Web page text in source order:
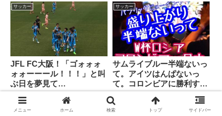
ってくれたサポーターのみなさ
ん、本当にありがとうございまし
た♪いろいろある会場の中で、あ
べのロックタウンを選んでくれた
ほんまによくできてるなぁ〜と実
感。ほんまに最後の最後までわか
らんもんな。ちょっとこれ考えた
人すごいなぁ〜って思ってしまっ
た...
サッカー
JFL FC大阪！「ゴォォォ
ォォーーール！！！」と叫
ぶ日を夢見て…
本日、お昼間にJ-GREEN堺で行
われたJFL 1st-S 第１節FC大阪
vs 奈良クラブ開幕戦のカー
サッカー
サムライブルー半端ないっ
て。アイツはんぱないっ
て。コロンビアに勝利する
もん。そんなん出来ひんや
ん、普通。
あべのロックタウンで開催され
た、パブリックビューイング！ほ
んまにさ、こんなことが起こるっ
メニュー ホーム 検索 トップ サイドバー